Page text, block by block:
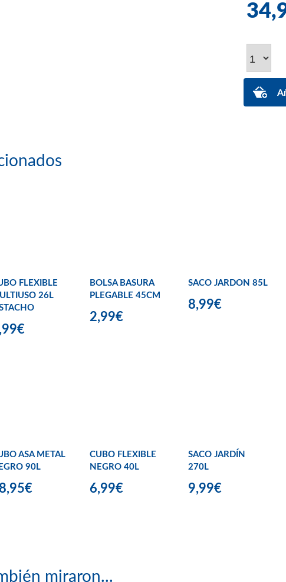
FLEXIBLE
26L
BOLSA BASURA
PLEGABLE 45CM
2,99€
SACO JARDON 85L
8,99€
ASA METAL
90L
CUBO FLEXIBLE
NEGRO 40L
6,99€
SACO JARDÍN
270L
9,99€
miraron...